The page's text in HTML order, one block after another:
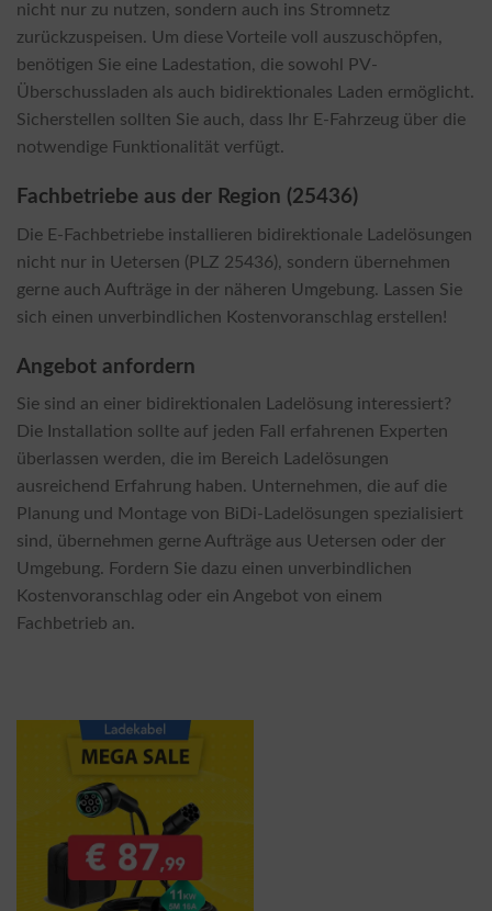
nicht nur zu nutzen, sondern auch ins Stromnetz
zurückzuspeisen. Um diese Vorteile voll auszuschöpfen,
benötigen Sie eine Ladestation, die sowohl PV-
Überschussladen als auch bidirektionales Laden ermöglicht.
Sicherstellen sollten Sie auch, dass Ihr E-Fahrzeug über die
notwendige Funktionalität verfügt.
Fachbetriebe aus der Region (25436)
Die E-Fachbetriebe installieren bidirektionale Ladelösungen
nicht nur in Uetersen (PLZ 25436), sondern übernehmen
gerne auch Aufträge in der näheren Umgebung. Lassen Sie
sich einen unverbindlichen Kostenvoranschlag erstellen!
Angebot anfordern
Sie sind an einer bidirektionalen Ladelösung interessiert?
Die Installation sollte auf jeden Fall erfahrenen Experten
überlassen werden, die im Bereich Ladelösungen
ausreichend Erfahrung haben. Unternehmen, die auf die
Planung und Montage von BiDi-Ladelösungen spezialisiert
sind, übernehmen gerne Aufträge aus Uetersen oder der
Umgebung. Fordern Sie dazu einen unverbindlichen
Kostenvoranschlag oder ein Angebot von einem
Fachbetrieb an.